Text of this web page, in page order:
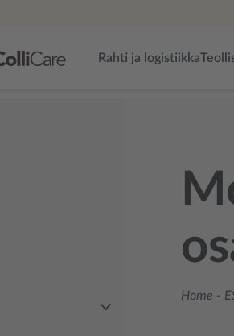
Rahti ja logistiikka
Home -